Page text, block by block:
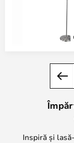
Inspiră și